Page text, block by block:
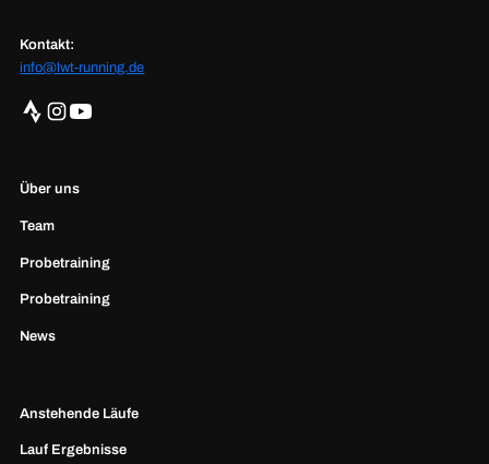
Kontakt:
info@lwt-running.de
Über uns
Team
Probetraining
Probetraining
News
Anstehende Läufe
Lauf Ergebnisse